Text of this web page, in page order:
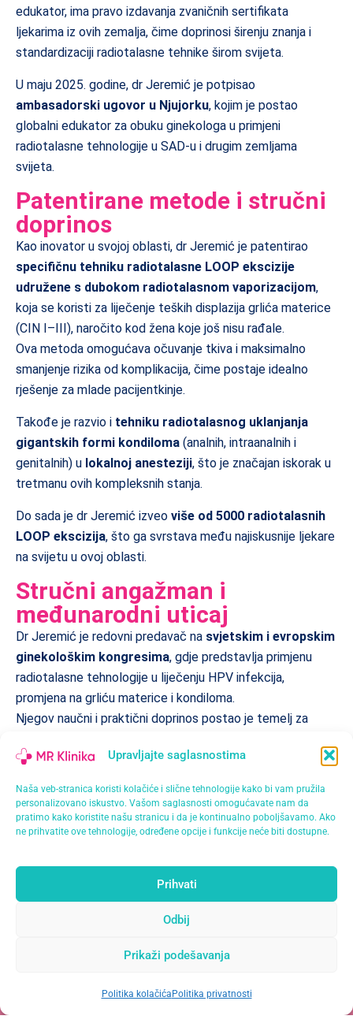
Upravljajte saglasnostima
Naša veb-stranica koristi kolačiće i slične tehnologije kako bi vam pružila
personalizovano iskustvo. Vašom saglasnosti omogućavate nam da
pratimo kako koristite našu stranicu i da je kontinualno poboljšavamo. Ako
ne prihvatite ove tehnologije, određene opcije i funkcije neće biti dostupne.
Prihvati
Odbij
Prikaži podešavanja
Politika kolačića Politika privatnosti
edukator, ima pravo izdavanja zvaničnih sertifikata
ljekarima iz ovih zemalja, čime doprinosi širenju znanja i
standardizaciji radiotalasne tehnike širom svijeta.
U maju 2025. godine, dr Jeremić je potpisao
ambasadorski ugovor u Njujorku, kojim je postao
globalni edukator za obuku ginekologa u primjeni
radiotalasne tehnologije u SAD-u i drugim zemljama
svijeta.
Patentirane metode i stručni
doprinos
Kao inovator u svojoj oblasti, dr Jeremić je patentirao
specifičnu tehniku radiotalasne LOOP ekscizije
udružene s dubokom radiotalasnom vaporizacijom,
koja se koristi za liječenje teških displazija grlića materice
(CIN I–III), naročito kod žena koje još nisu rađale.
Ova metoda omogućava očuvanje tkiva i maksimalno
smanjenje rizika od komplikacija, čime postaje idealno
rješenje za mlade pacijentkinje.
Takođe je razvio i tehniku radiotalasnog uklanjanja
gigantskih formi kondiloma (analnih, intraanalnih i
genitalnih) u lokalnoj anesteziji, što je značajan iskorak u
tretmanu ovih kompleksnih stanja.
Do sada je dr Jeremić izveo više od 5000 radiotalasnih
LOOP ekscizija, što ga svrstava među najiskusnije ljekare
na svijetu u ovoj oblasti.
Stručni angažman i
međunarodni uticaj
Dr Jeremić je redovni predavač na svjetskim i evropskim
ginekološkim kongresima, gdje predstavlja primjenu
radiotalasne tehnologije u liječenju HPV infekcija,
promjena na grliću materice i kondiloma.
Njegov naučni i praktični doprinos postao je temelj za
ginekološkoj i dermatohirurškoj praksi širom svijeta.
Zahvaljujući svom znanju, inovativnosti i dugogodišnjem
iskustvu,dr Igor Jeremićpredstavlja jednog od
najznačajnijih stručnjaka u oblasti radiotalasne hirurgije.
dermatoloških oboljenja – sigurnije, preciznije i efikasnije
metode koje doprinose bržem oporavku pacijenata i